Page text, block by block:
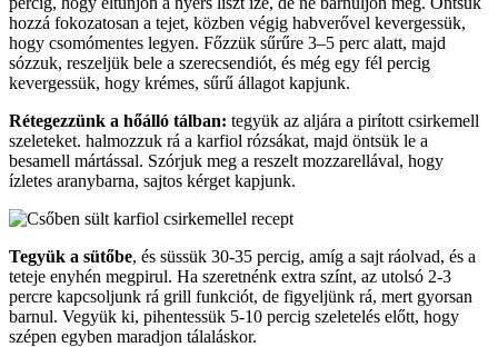
hozzá fokozatosan a tejet, közben végig habverővel kevergessük,
hogy csomómentes legyen. Főzzük sűrűre 3–5 perc alatt, majd
sózzuk, reszeljük bele a szerecsendiót, és még egy fél percig
kevergessük, hogy krémes, sűrű állagot kapjunk.
Rétegezzünk a hőálló tálban: tegyük az aljára a pirított csirkemell
szeleteket. halmozzuk rá a karfiol rózsákat, majd öntsük le a
besamell mártással. Szórjuk meg a reszelt mozzarellával, hogy
ízletes aranybarna, sajtos kérget kapjunk.
Tegyük a sütőbe, és süssük 30-35 percig, amíg a sajt ráolvad, és a
teteje enyhén megpirul. Ha szeretnénk extra színt, az utolsó 2-3
percre kapcsoljunk rá grill funkciót, de figyeljünk rá, mert gyorsan
barnul. Vegyük ki, pihentessük 5-10 percig szeletelés előtt, hogy
szépen egyben maradjon tálaláskor.